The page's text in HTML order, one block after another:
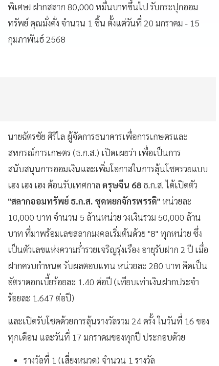
พิเศษ! ฝากสลาก 80,000 หมื่นบาทขึ้นไป รับกระปุกออม
ทรัพย์ คุณมั่งคั่ง จำนวน 1 ชิ้น ตั้งแต่วันที่ 20 มกราคม - 15
กุมภาพันธ์ 2568
นายฉัตรชัย ศิริไล ผู้จัดการธนาคารเพื่อการเกษตรและ
สหกรณ์การเกษตร (ธ.ก.ส.) เปิดเผยว่า เพื่อเป็นการ
สนับสนุนการออมเงินและเพิ่มโอกาสในการลุ้นโชครวยแบบ
เฮง เฮง เฮง ต้อนรับเทศกาล ตรุษจีน 68 ธ.ก.ส. ได้เปิดตัว
"สลากออมทรัพย์ ธ.ก.ส. ชุดหยกจักรพรรดิ" หน่วยละ
10,000 บาท จำนวน 5 ล้านหน่วย วงเงินรวม 50,000 ล้าน
บาท ที่มาพร้อมเลขสลากมงคลเริ่มต้นด้วย "8" ทุกหน่วย ซึ่ง
เป็นตัวเลขแห่งความร่ำรวยเจริญรุ่งเรือง อายุรับฝาก 2 ปี เมื่อ
ฝากครบกำหนด รับผลตอบแทน หน่วยละ 280 บาท คิดเป็น
อัตราดอกเบี้ยร้อยละ 1.40 ต่อปี (เทียบเท่าเงินฝากประจำ
ร้อยละ 1.647 ต่อปี)
และเปิดรับโชคด้วยการลุ้นรางวัลรวม 24 ครั้ง ในวันที่ 16 ของ
ทุกเดือน และวันที่ 17 มกราคมของทุกปี ประกอบด้วย
รางวัลที่ 1 (เสี่ยงหมวด) จำนวน 1 รางวัล